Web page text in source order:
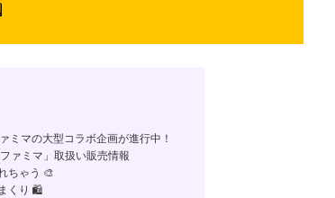
ミマの大型コラボ企画が進行中！
ァミマ」取扱い販売情報
ちゃう 🎨
くり 🛍️